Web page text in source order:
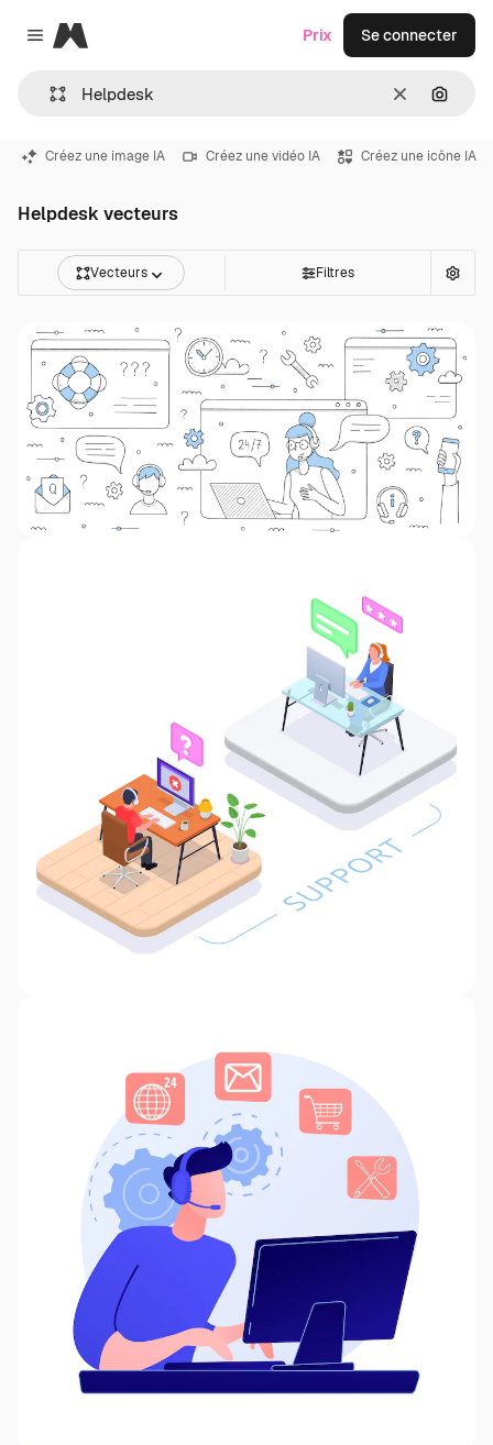
Close menu
Magnific
Effacer
Prix Se connecter
Créez une image IA Créez une vidéo IA Créez une icône IA
Helpdesk vecteurs
Vecteurs Filtres